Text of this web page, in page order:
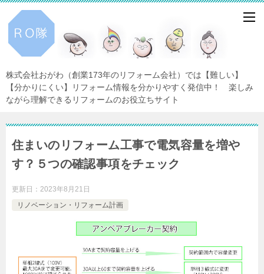
株式会社おがわ（創業173年のリフォーム会社）では【難しい】
【分かりにくい】リフォーム情報を分かりやすく発信中！ 楽しみ
ながら理解できるリフォームのお役立ちサイト
住まいのリフォーム工事で電気容量を増や
す？５つの確認事項をチェック
更新日： 2023年8月21日
リノベーション・リフォーム計画